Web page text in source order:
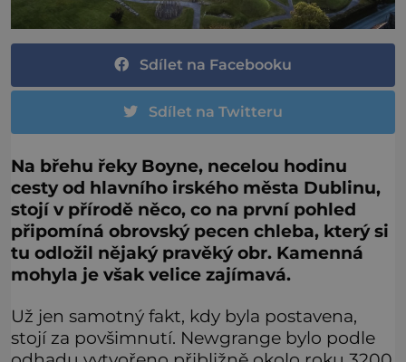
Sdílet na Facebooku
Sdílet na Twitteru
Na břehu řeky Boyne, necelou hodinu
cesty od hlavního irského města Dublinu,
stojí v přírodě něco, co na první pohled
připomíná obrovský pecen chleba, který si
tu odložil nějaký pravěký obr. Kamenná
mohyla je však velice zajímavá.
Už jen samotný fakt, kdy byla postavena,
stojí za povšimnutí. Newgrange bylo podle